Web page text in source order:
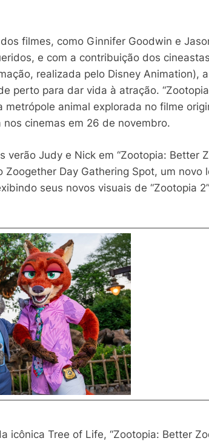
filmes, como Ginnifer Goodwin e
e com a contribuição dos
realizada pelo Disney Animation),
perto para dar vida à atração.
animal explorada no filme
nos cinemas em 26 de novembro.
verão Judy e Nick em “Zootopia: Better
Day Gathering Spot, um novo
seus novos visuais de “Zootopia
icônica Tree of Life, “Zootopia: Better